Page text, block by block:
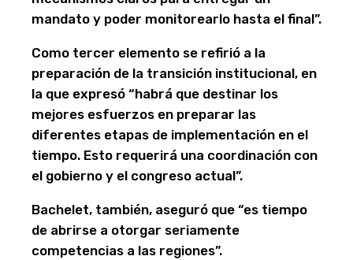
mandato y poder monitorearlo hasta el final”.
Como tercer elemento se refirió a la
preparación de la transición institucional, en
la que expresó “habrá que destinar los
mejores esfuerzos en preparar las
diferentes etapas de implementación en el
tiempo. Esto requerirá una coordinación con
el gobierno y el congreso actual”.
Bachelet, también, aseguró que “es tiempo
de abrirse a otorgar seriamente
competencias a las regiones”.